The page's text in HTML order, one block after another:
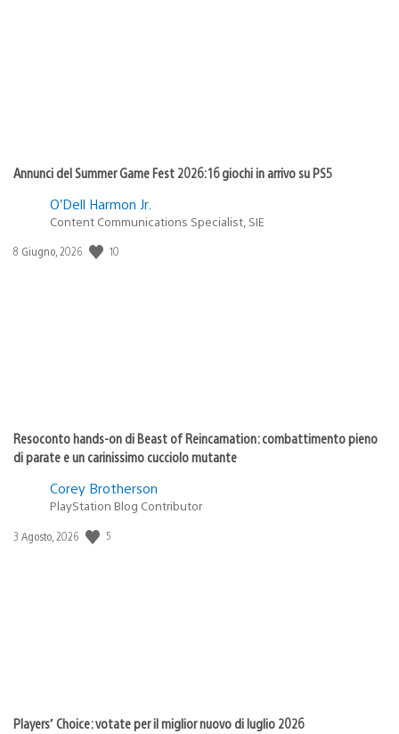
Annunci del Summer Game Fest 2026: 16 giochi in arrivo su PS5
O’Dell Harmon Jr.
Content Communications Specialist, SIE
Data
8 Giugno, 2026 10
Resoconto hands-on di Beast of Reincarnation: combattimento pieno
di parate e un carinissimo cucciolo mutante
Corey Brotherson
PlayStation Blog Contributor
Data
3 Agosto, 2026 5
Players’ Choice: votate per il miglior nuovo di luglio 2026